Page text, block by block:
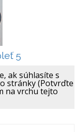
5
ak súhlasíte s
stránky (Potvrďte
na vrchu tejto